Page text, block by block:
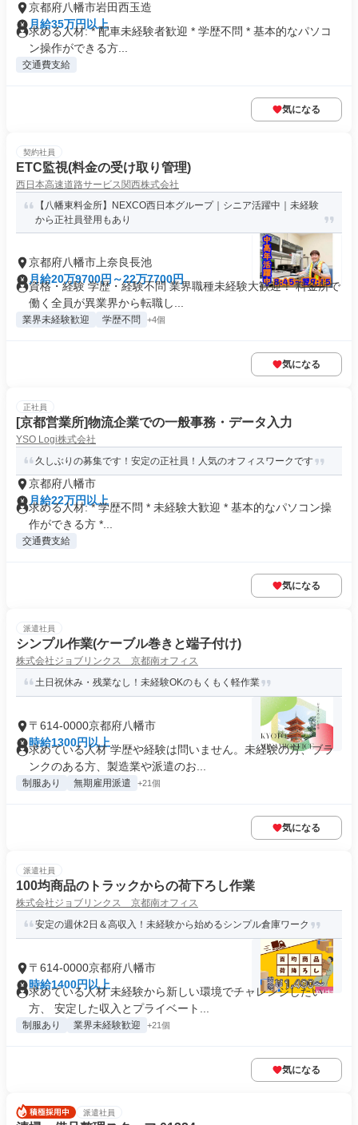
京都府八幡市岩田西玉造
月給35万円以上
求める人材: * 配車未経験者歓迎 * 学歴不問 * 基本的なパソコ
ン操作ができる方...
交通費支給
気になる
契約社員
ETC監視(料金の受け取り管理)
西日本高速道路サービス関西株式会社
【八幡東料金所】NEXCO西日本グループ｜シニア活躍中｜未経験
から正社員登用もあり
京都府八幡市上奈良長池
月給20万9700円～22万7700円
資格・経験 学歴・経験不問 業界職種未経験大歓迎！ 料金所で
働く全員が異業界から転職し...
業界未経験歓迎 学歴不問 +4個
気になる
正社員
[京都営業所]物流企業での一般事務・データ入力
YSO Logi株式会社
久しぶりの募集です！安定の正社員！人気のオフィスワークです
京都府八幡市
月給22万円以上
求める人材: * 学歴不問 * 未経験大歓迎 * 基本的なパソコン操
作ができる方 *...
交通費支給
気になる
派遣社員
シンプル作業(ケーブル巻きと端子付け)
株式会社ジョブリンクス 京都南オフィス
土日祝休み・残業なし！未経験OKのもくもく軽作業
〒614-0000京都府八幡市
時給1300円以上
求めている人材 学歴や経験は問いません。未経験の方、ブラ
ンクのある方、製造業や派遣のお...
制服あり 無期雇用派遣 +21個
気になる
派遣社員
100均商品のトラックからの荷下ろし作業
株式会社ジョブリンクス 京都南オフィス
安定の週休2日＆高収入！未経験から始めるシンプル倉庫ワーク
〒614-0000京都府八幡市
時給1400円以上
求めている人材 未経験から新しい環境でチャレンジしたい
方、 安定した収入とプライベート...
制服あり 業界未経験歓迎 +21個
気になる
派遣社員